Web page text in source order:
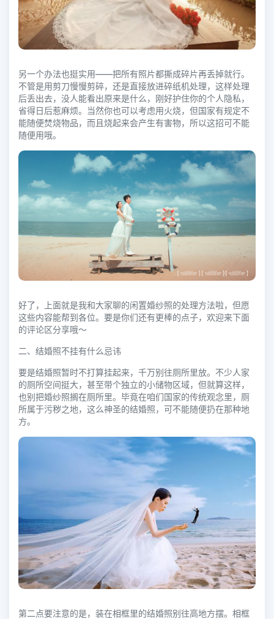
另一个办法也挺实用——把所有照片都撕成碎片再丢掉就行。
不管是用剪刀慢慢剪碎，还是直接放进碎纸机处理，这样处理
后丢出去，没人能看出原来是什么，刚好护住你的个人隐私，
省得日后惹麻烦。当然你也可以考虑用火烧，但国家有规定不
能随便焚烧物品，而且烧起来会产生有害物，所以这招可不能
随便用哦。
好了，上面就是我和大家聊的闲置婚纱照的处理方法啦，但愿
这些内容能帮到各位。要是你们还有更棒的点子，欢迎来下面
的评论区分享哦～
二、结婚照不挂有什么忌讳
要是结婚照暂时不打算挂起来，千万别往厕所里放。不少人家
的厕所空间挺大，甚至带个独立的小储物区域，但就算这样，
也别把婚纱照搁在厕所里。毕竟在咱们国家的传统观念里，厕
所属于污秽之地，这么神圣的结婚照，可不能随便扔在那种地
方。
第二点要注意的是，装在相框里的结婚照别往高地方摆。相框